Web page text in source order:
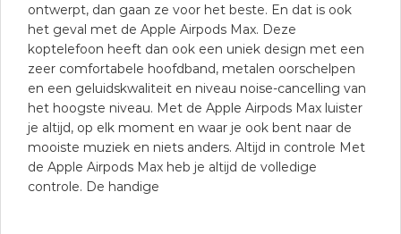
ontwerpt, dan gaan ze voor het beste. En dat is ook
het geval met de Apple Airpods Max. Deze
koptelefoon heeft dan ook een uniek design met een
zeer comfortabele hoofdband, metalen oorschelpen
en een geluidskwaliteit en niveau noise-cancelling van
het hoogste niveau. Met de Apple Airpods Max luister
je altijd, op elk moment en waar je ook bent naar de
mooiste muziek en niets anders. Altijd in controle Met
de Apple Airpods Max heb je altijd de volledige
controle. De handige